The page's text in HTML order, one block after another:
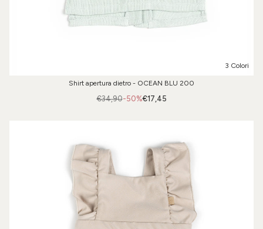
3 Colori
Shirt apertura dietro - OCEAN BLU 200
-50%
€34,90 €17,45